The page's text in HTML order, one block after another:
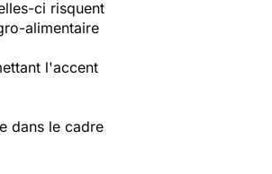
ci risquent
alimentaire
l'accent
dans le cadre